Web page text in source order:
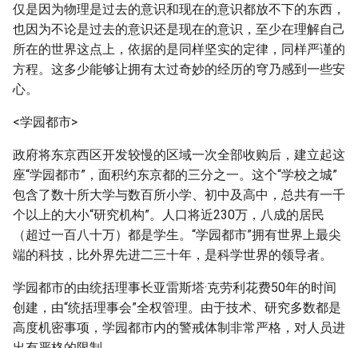
仅是因为物理是过去的意识和现在的意识都放不下的东西，
也因为不论是过去的意识还是现在的意识，至少在理解自己
所在的世界这点上，依据的是同样坚实的定律，同样严谨的
方程。这多少能够让拥有太过奇妙的经历的穹乃感到一些安
心。
<学园都市>
政府将东京西区开发较慢的区域一次全部收购后，建立起这
座“学园都市”，面积约东京都的三分之一。这个“学校之城”
包含了数十所大学与数百所小学、初中及高中，总共有一千
个以上的大小“研究机构”。人口将近230万，八成的居民
（超过一百八十万）都是学生。“学园都市”拥有世界上最尖
端的科技，比外界先进二三十年，是科学世界的领导者。
学园都市的由统括理事长亚雷斯塔·克劳利花费50年的时间
创建，由“统括理事会”全权管理。由于技术、研究多数都是
高度机密事项，学园都市内的警戒体制非常严格，对人员进